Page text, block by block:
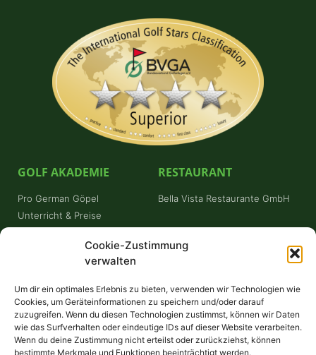
Cookie-Zustimmung
verwalten
Um dir ein optimales Erlebnis zu bieten, verwenden wir Technologien wie
Cookies, um Geräteinformationen zu speichern und/oder darauf
zuzugreifen. Wenn du diesen Technologien zustimmst, können wir Daten
wie das Surfverhalten oder eindeutige IDs auf dieser Website verarbeiten.
Wenn du deine Zustimmung nicht erteilst oder zurückziehst, können
bestimmte Merkmale und Funktionen beeinträchtigt werden.
GOLF AKADEMIE
Pro German Göpel
Unterricht & Preise
Trainerstunde buchen
RESTAURANT
Bella Vista Restaurante GmbH
FÜR GÄSTE
Willkommen!
Greenfee